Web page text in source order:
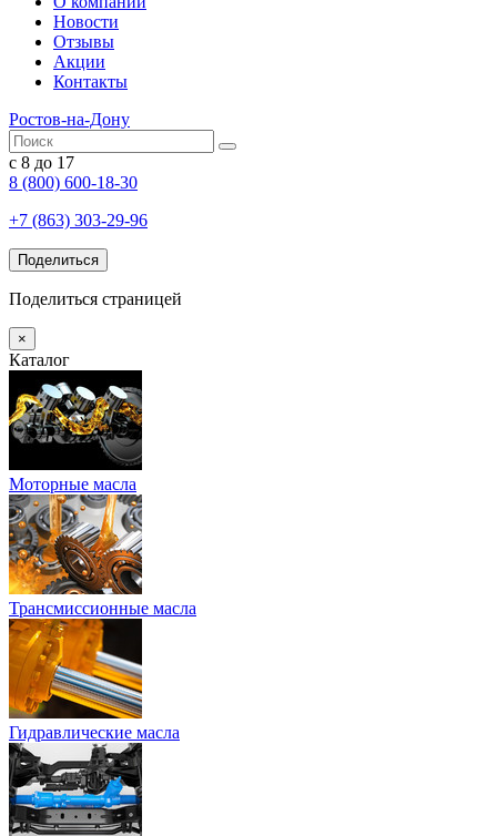
Новости
Отзывы
Акции
Контакты
Ростов-на-Дону
с 8 до 17
8 (800) 600-18-30
+7 (863) 303-29-96
Поделиться
Поделиться страницей
×
Каталог
Моторные масла
Трансмиссионные масла
Гидравлические масла